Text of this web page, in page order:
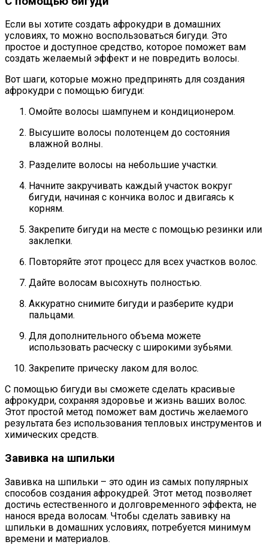
Если вы хотите создать афрокудри в домашних
условиях, то можно воспользоваться бигуди. Это
простое и доступное средство, которое поможет вам
создать желаемый эффект и не повредить волосы.
Вот шаги, которые можно предпринять для создания
афрокудри с помощью бигуди:
Омойте волосы шампунем и кондиционером.
Высушите волосы полотенцем до состояния
влажной волны.
Разделите волосы на небольшие участки.
Начните закручивать каждый участок вокруг
бигуди, начиная с кончика волос и двигаясь к
корням.
Закрепите бигуди на месте с помощью резинки или
заклепки.
Повторяйте этот процесс для всех участков волос.
Дайте волосам высохнуть полностью.
Аккуратно снимите бигуди и разберите кудри
пальцами.
Для дополнительного объема можете
использовать расческу с широкими зубьями.
Закрепите прическу лаком для волос.
С помощью бигуди вы сможете сделать красивые
афрокудри, сохраняя здоровье и жизнь ваших волос.
Этот простой метод поможет вам достичь желаемого
результата без использования тепловых инструментов и
химических средств.
Завивка на шпильки
Завивка на шпильки – это один из самых популярных
способов создания афрокудрей. Этот метод позволяет
достичь естественного и долговременного эффекта, не
нанося вреда волосам. Чтобы сделать завивку на
шпильки в домашних условиях, потребуется минимум
времени и материалов.